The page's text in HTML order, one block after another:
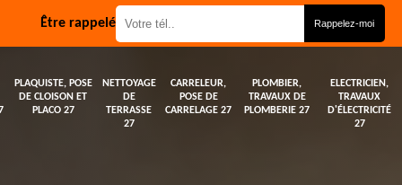
Être rappelé
PLAQUISTE, POSE
DE CLOISON ET
PLACO 27
NETTOYAGE
DE
TERRASSE
27
CARRELEUR,
POSE DE
CARRELAGE 27
PLOMBIER,
TRAVAUX DE
PLOMBERIE 27
ELECTRICIEN,
TRAVAUX
D'ÉLECTRICITÉ
27